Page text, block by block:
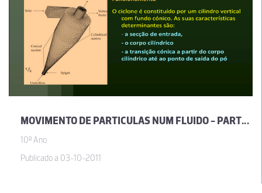
MOVIMENTO DE PARTICULAS NUM FLUIDO - PARTE 2
10º Ano
Publicado a 03-10-2011